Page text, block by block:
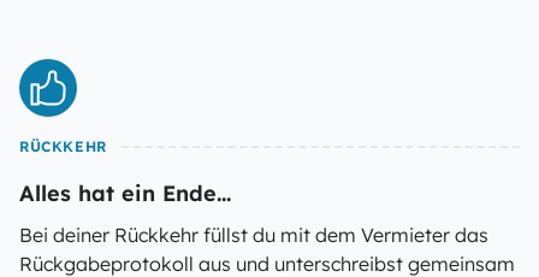
RÜCKKEHR
Alles hat ein Ende...
Bei deiner Rückkehr füllst du mit dem Vermieter das
Rückgabeprotokoll aus und unterschreibst gemeinsam